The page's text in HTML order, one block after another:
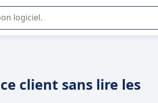
de logiciel SaaS en entreprise.
client sans lire les